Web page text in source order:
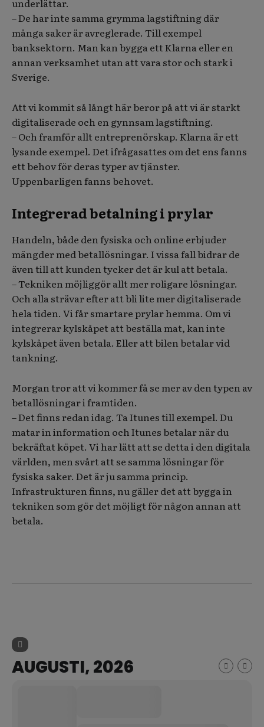
underlättar.
– De har inte samma grymma lagstiftning där
många saker är avreglerade. Till exempel
banksektorn. Man kan bygga ett Klarna eller en
annan verksamhet utan att vara stor och stark i
Sverige.
Att vi kommit så långt här beror på att vi är starkt
digitaliserade och en gynnsam lagstiftning.
– Och framför allt entreprenörskap. Klarna är ett
lysande exempel. Det ifrågasattes om det ens fanns
ett behov för deras typer av tjänster.
Uppenbarligen fanns behovet.
Integrerad betalning i prylar
Handeln, både den fysiska och online erbjuder
mängder med betallösningar. I vissa fall bidrar de
även till att kunden tycker det är kul att betala.
– Tekniken möjliggör allt mer roligare lösningar.
Och alla strävar efter att bli lite mer digitaliserade
hela tiden. Vi får smartare prylar hemma. Om vi
integrerar kylskåpet att beställa mat, kan inte
kylskåpet även betala. Eller att bilen betalar vid
tankning.
Morgan tror att vi kommer få se mer av den typen av
betallösningar i framtiden.
– Det finns redan idag. Ta Itunes till exempel. Du
matar in information och Itunes betalar när du
bekräftat köpet. Vi har lätt att se detta i den digitala
världen, men svårt att se samma lösningar för
fysiska saker. Det är ju samma princip.
Infrastrukturen finns, nu gäller det att bygga in
tekniken som gör det möjligt för någon annan att
betala.
AUGUSTI, 2026